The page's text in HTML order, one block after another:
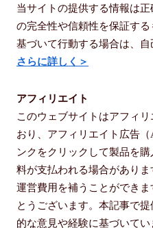
当サイトの提供する情報は
の完全性や信頼性を保証す
基づいて行動する場合は、自
さらに詳しく＞
アフィリエイト
このウェブサイトはアフィ
おり、アフィリエイト広告
ンクをクリックして製品を
料が支払われる場合があり
運営費用を補うことができ
とうございます。本記事で
的な意見や経験に基づいてい